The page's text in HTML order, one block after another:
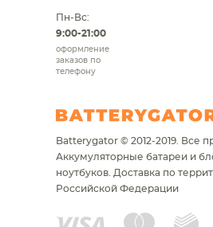
Пн-Вс:
9:00-21:00
оформление
заказов по
телефону
Batterygator © 2012-2019. Все
Аккумуляторные батареи и
ноутбуков. Доставка по
Российской Федерации